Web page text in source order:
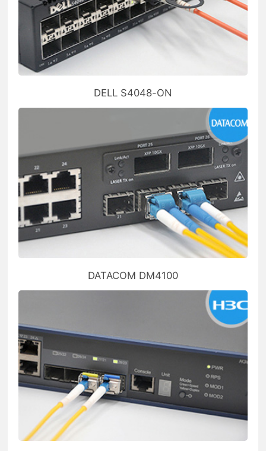
DELL S4048-ON
DATACOM DM4100